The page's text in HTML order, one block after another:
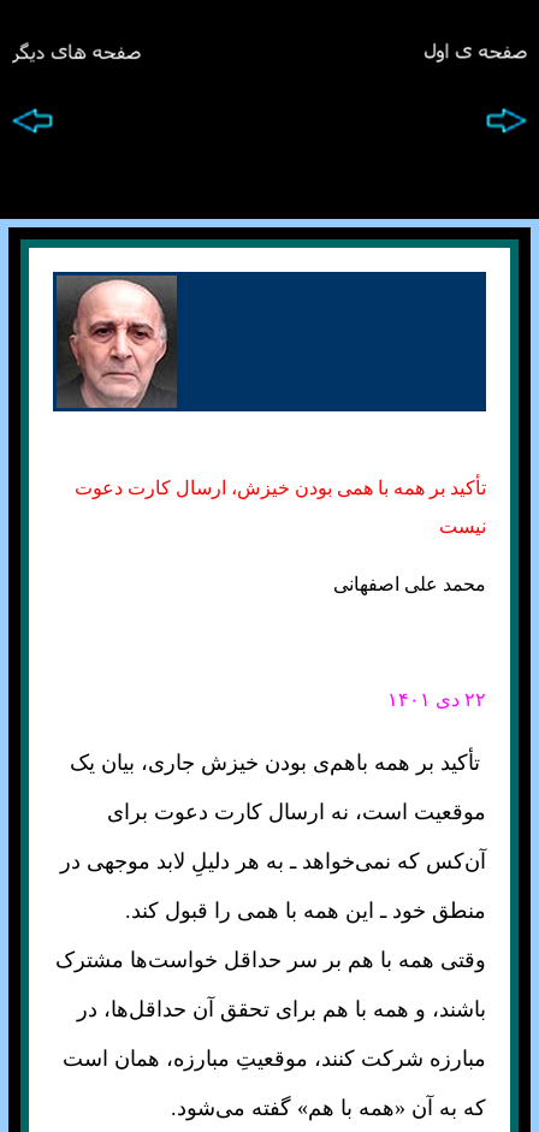
تأکید بر همه با همی بودن خیزش، ارسال کارت دعوت
نیست
محمد علی اصفهانی
۲۲ دی ۱۴۰۱
تأکید بر همه باهم‌ی بودن خیزش جاری، بیان یک
موقعیت است، نه ارسال کارت دعوت برای
آن‌کس که نمی‌خواهد ـ به هر دلیلِ لابد موجهی در
منطق خود ـ این همه با همی را قبول کند.
وقتی همه با هم بر سر حداقل خواست‌ها مشترک
باشند، و همه با هم برای تحقق آن حد‌اقل‌ها، در
مبارزه شرکت کنند، موقعیتِ مبارزه، همان است
که به آن «همه با هم» گفته می‌شود.